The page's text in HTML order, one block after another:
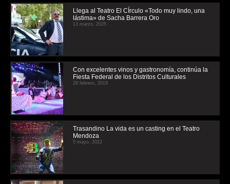
Llega al Teatro El CÍrculo «Todo muy lindo, una
lástima» de Sacha Barrera Oro
13 marzo, 2025
Con excelentes vinos y gastronomía, continúa la
Fiesta Federal de los Distritos Culturales
28 febrero, 2019
Trasandino La vida es un casting en el Teatro
Mendoza
5 mayo, 2022